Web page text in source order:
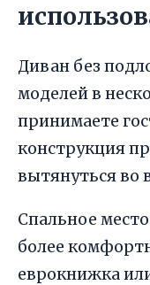
Диван без
моделей в
принимаете
конструкция
вытянуться во
Спальное
более
еврокнижка